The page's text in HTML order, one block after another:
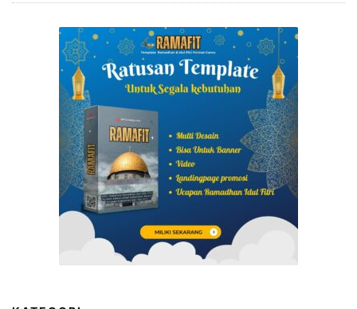
Menabung Efektif dengan Template Excel
Mudahkan Laporan Penjualan dengan Template Excel
Template Laporan Penjualan Excel Terbaik untuk
Mengoptimalkan Bisnis Anda